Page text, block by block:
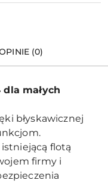
(0)
małych
błyskawicznej
flotą
firmy i